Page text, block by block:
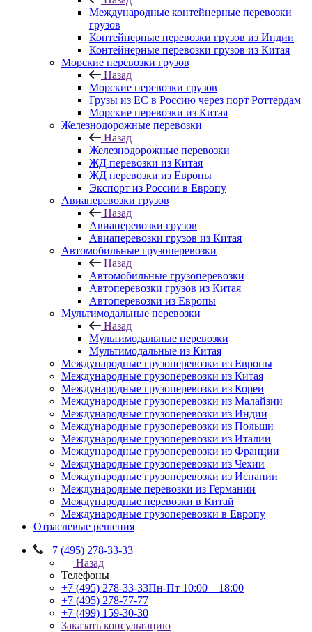
Международные контейнерные перевозки
грузов
Контейнерные перевозки грузов из Индии
Контейнерные перевозки грузов из Китая
Морские перевозки грузов
Назад
Морские перевозки грузов
Грузы из ЕС в Россию через порт Роттердам
Морские перевозки из Китая
Железнодорожные перевозки
Назад
Железнодорожные перевозки
ЖД перевозки из Китая
ЖД перевозки из Европы
Экспорт из России в Европу
Авиаперевозки грузов
Назад
Авиаперевозки грузов
Авиаперевозки грузов из Китая
Автомобильные грузоперевозки
Назад
Автомобильные грузоперевозки
Автоперевозки грузов из Китая
Автоперевозки из Европы
Мультимодальные перевозки
Назад
Мультимодальные перевозки
Мультимодальные из Китая
Международные грузоперевозки из Европы
Международные грузоперевозки из Китая
Международные грузоперевозки из Кореи
Международные грузоперевозки из Малайзии
Международные грузоперевозки из Индии
Международные грузоперевозки из Польши
Международные грузоперевозки из Италии
Международные грузоперевозки из Франции
Международные грузоперевозки из Чехии
Международные грузоперевозки из Испании
Международные перевозки из Германии
Международные перевозки в Китай
Международные грузоперевозки в Европу
Отраслевые решения
+7 (495) 278-33-33
Назад
Телефоны
+7 (495) 278-33-33Пн-Пт 10:00 – 18:00
+7 (495) 278-77-77
+7 (499) 159-30-30
Заказать консультацию